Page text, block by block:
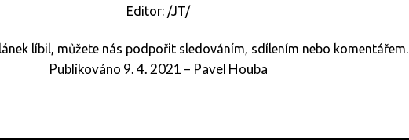
Editor: /JT/
líbil, můžete nás podpořit sledováním, sdílením nebo komentářem.
Publikováno 9. 4. 2021 – Pavel Houba